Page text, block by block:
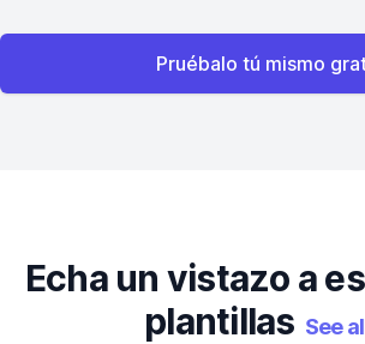
Pruébalo tú mismo
Echa un vistazo a
plantillas See